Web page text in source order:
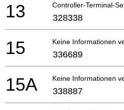
Controller-Terminal-
13 328338
Keine Informationen
15 336689
Keine Informationen
15A 338887